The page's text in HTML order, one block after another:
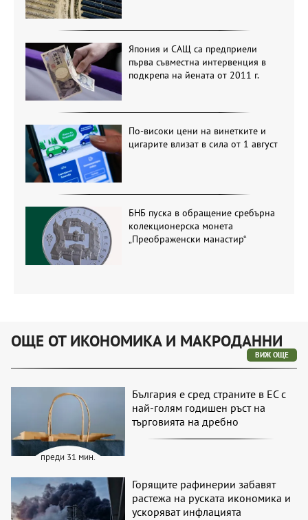
Япония и САЩ са предприели
първа съвместна интервенция в
подкрепа на йената от 2011 г.
По-високи цени на винетките и
цигарите влизат в сила от 1 август
БНБ пуска в обращение сребърна
колекционерска монета
„Преображенски манастир“
ОЩЕ ОТ ИКОНОМИКА И МАКРОДАННИ
ВИЖ ОЩЕ
преди 31 мин.
България е сред страните в ЕС с
най-голям годишен ръст на
търговията на дребно
Горящите рафинерии забавят
растежа на руската икономика и
ускоряват инфлацията